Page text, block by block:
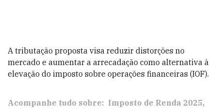
A tributação proposta visa reduzir distorções no
mercado e aumentar a arrecadação como alternativa à
elevação do imposto sobre operações financeiras (IOF).
Acompanhe tudo sobre: Imposto de Renda 2025